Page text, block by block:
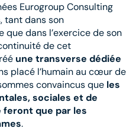
Eurogroup Consulting
tant dans son
dans l’exercice de son
de cet
une transverse dédiée
placé l’humain au cœur de
convaincus que les
sociales et de
feront que par les
.